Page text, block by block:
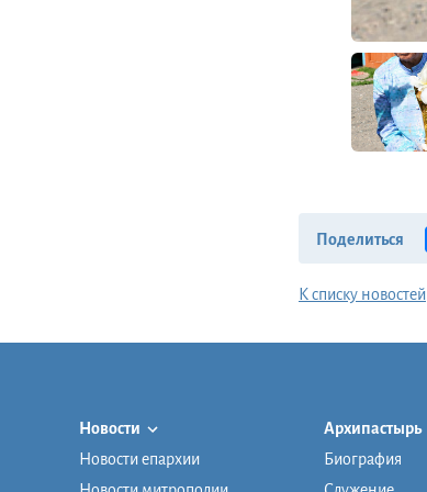
Поделиться
К списку новостей
Новости
Новости епархии
Архипастырь
Биография